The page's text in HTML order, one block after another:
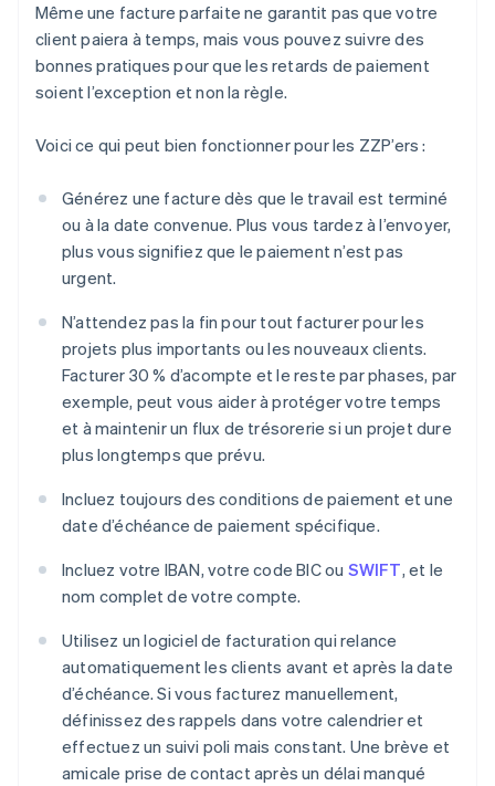
Même une facture parfaite ne garantit pas que votre
client paiera à temps, mais vous pouvez suivre des
bonnes pratiques pour que les retards de paiement
soient l’exception et non la règle.
Voici ce qui peut bien fonctionner pour les ZZP’ers :
Générez une facture dès que le travail est terminé
ou à la date convenue. Plus vous tardez à l’envoyer,
plus vous signifiez que le paiement n’est pas
urgent.
N’attendez pas la fin pour tout facturer pour les
projets plus importants ou les nouveaux clients.
Facturer 30 % d’acompte et le reste par phases, par
exemple, peut vous aider à protéger votre temps
et à maintenir un flux de trésorerie si un projet dure
plus longtemps que prévu.
Incluez toujours des conditions de paiement et une
date d’échéance de paiement spécifique.
Incluez votre IBAN, votre code BIC ou SWIFT, et le
nom complet de votre compte.
Utilisez un logiciel de facturation qui relance
automatiquement les clients avant et après la date
d’échéance. Si vous facturez manuellement,
définissez des rappels dans votre calendrier et
effectuez un suivi poli mais constant. Une brève et
amicale prise de contact après un délai manqué